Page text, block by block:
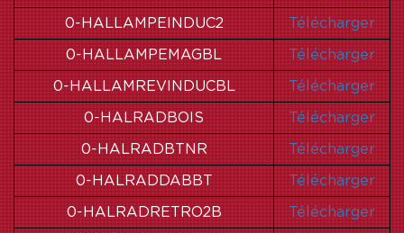
0-HALLAMPEINDUC2 Télécharger
0-HALLAMPEMAGBL Télécharger
0-HALLAMREVINDUCBL Télécharger
0-HALRADBOIS Télécharger
0-HALRADBTNR Télécharger
0-HALRADDABBT Télécharger
0-HALRADRETRO2B Télécharger